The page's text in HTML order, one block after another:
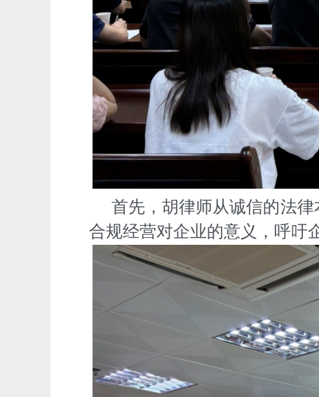
首先，胡律师从诚信的法
合规经营对企业的意义，呼吁